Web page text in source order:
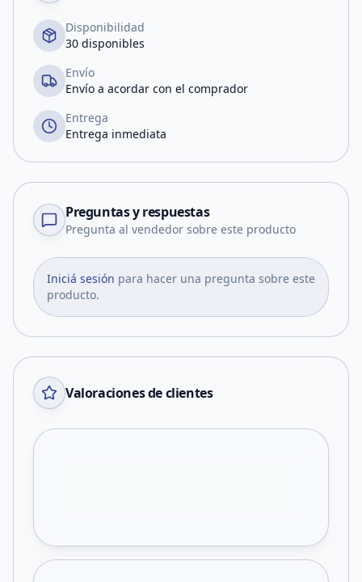
Disponibilidad
30 disponibles
Envío
Envío a acordar con el comprador
Entrega
Entrega inmediata
Preguntas y respuestas
Pregunta al vendedor sobre este producto
Iniciá sesión para hacer una pregunta sobre este
producto.
Valoraciones de clientes